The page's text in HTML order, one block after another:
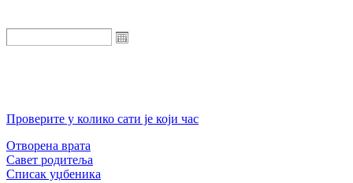
Проверите у колико сати је који час
Отворена врата
Савет родитеља
Списак уџбеника